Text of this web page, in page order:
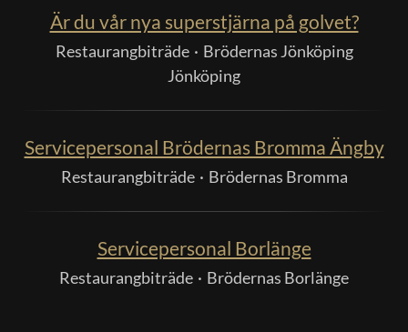
Är du vår nya superstjärna på golvet?
Restaurangbiträde · Brödernas Jönköping
Jönköping
Servicepersonal Brödernas Bromma Ängby
Restaurangbiträde · Brödernas Bromma
Servicepersonal Borlänge
Restaurangbiträde · Brödernas Borlänge